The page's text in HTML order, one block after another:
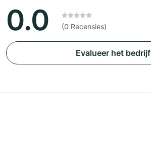
0.0 (0 Recensies)
Evalueer het bedrijf